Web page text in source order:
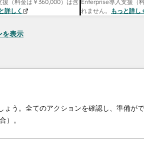
援（料金は ￥360,000）は含
詳しく
Enterprise導入支援（
れません。
もっと詳し
表示
う。全てのアクションを確認し、準備が
）。